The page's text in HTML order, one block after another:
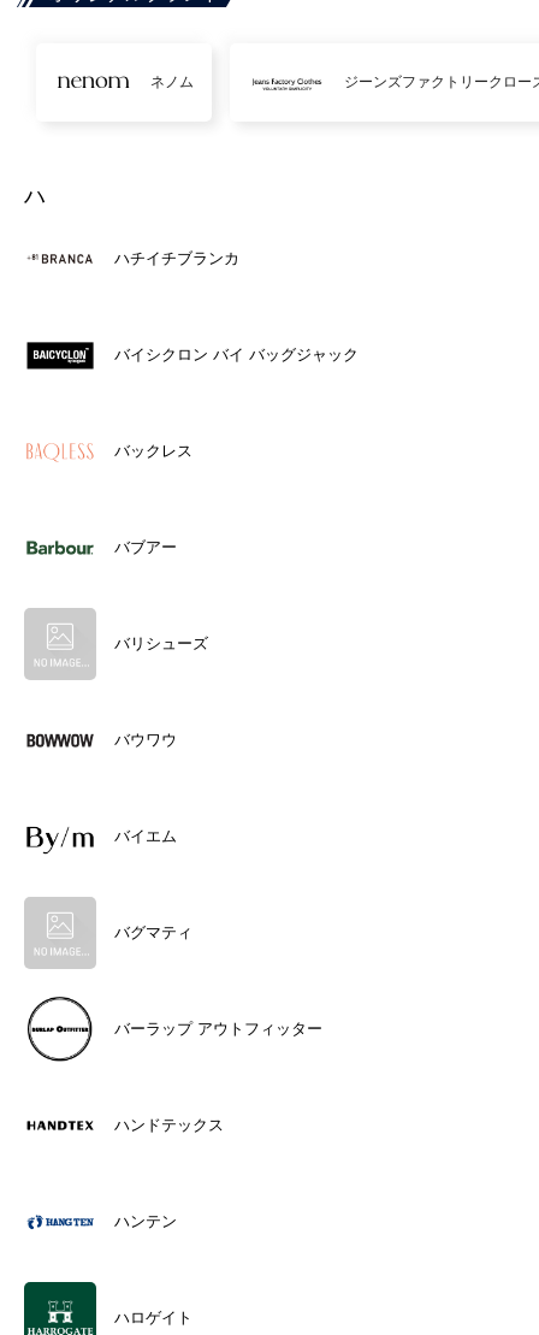
ネノム ジーンズファクトリークロー
ハ
ハチイチブランカ
バイシクロン バイ バッグジャック
バックレス
バブアー
バリシューズ
バウワウ
バイエム
バグマティ
バーラップ アウトフィッター
ハンドテックス
ハンテン
ハロゲイト